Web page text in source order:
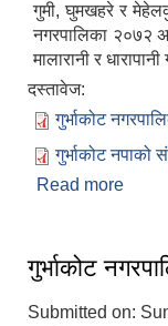
गुमी, घुमखहरे र
नगरपालिका २०७२
मालारानी र
दस्तावेज:
गुर्भाकोट
गुर्भाकोट नपाको
Read more
गुर्भाकोट
Submitted on: